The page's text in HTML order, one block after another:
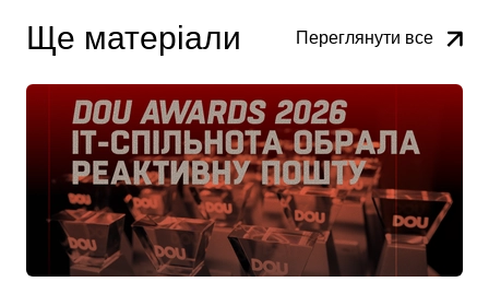
Ще матеріали Переглянути все